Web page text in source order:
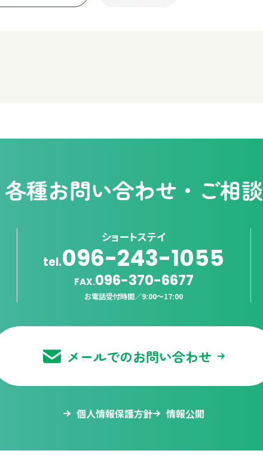
e
各種お問い合わせ・ご相談
ショートステイ
tel.096-243-1055
FAX.096-370-6677
お電話受付時間／9:00〜17:00
メールでのお問い合わせ
個人情報保護方針 情報公開